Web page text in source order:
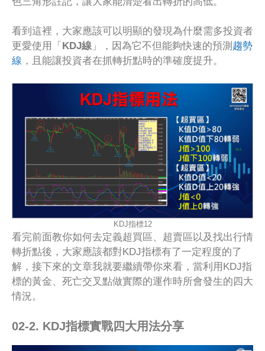
看到這裡，大家應該可以明顯的發現為什麼需多投資者
更愛使用「 KDJ線 」，因為它不但能夠快速的預測 趨勢
線 ，且能讓投資者在抓轉折點時的準確度提升。
KDJ指標12
看完前面教你如何去定義超買區、超賣區以及找出行情
轉折點後，大家應該都對KDJ指標有了一定程度的了
解，接下來的文章我就要繼續帶你來看，當利用KDJ指
標的黃金、死亡交叉點做實際的運作時所會發生的四大
情況。
02-2. KDJ指標實戰四大用法分享